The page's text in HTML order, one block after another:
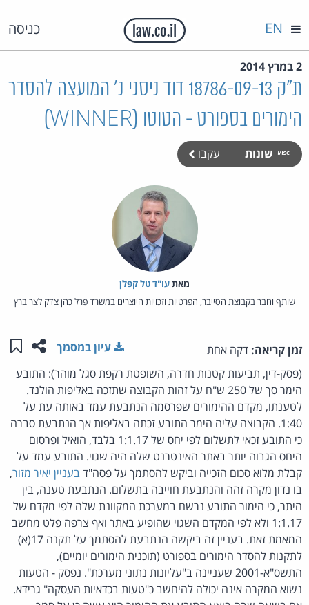
כניסה EN
2 במרץ 2014
ת"ק 18786-09-13 דוד ניסני נ' המועצה להסדר
הימורים בספורט - הטוטו (WINNER)
שונות עקבו
מאת‏עו"ד טל קפלן
שותף וחבר בקבוצת הסייבר, הפרטיות וזכויות היוצרים במשרד פרל כהן צדק לצר ברץ
זמן קריאה: דקה אחת שתפו
עיון במסמך
(פסק-דין, תביעות קטנות חדרה, השופטת רקפת סגל מוהר): התובע
הימר סך של 250 ש"ח על זהות הקבוצה שתזכה באליפות הולנד.
לטענתו, מקדם ההימורים שפרסמה הנתבעת עמד באותה עת על
1:40. הקבוצה עליה הימר התובע זכתה באליפות אך הנתבעת סברה
כי התובע זכאי לתשלום לפי יחס של 1:1.17 בלבד, הואיל ופרסום
היחס הגבוה יותר באתר האינטרנט שלה היה שגוי. התובע עמד על
קבלת מלוא סכום הזכייה וביקש להסתמך על פסה"דבעניין יאיר מזור,
בו נדון מקרה זהה והנתבעת חוייבה בתשלום. הנתבעת טענה, בין
היתר, כי הימור התובע נרשם במערכת המקוונת שלה לפי מקדם של
1:1.17 ולא לפי המקדם השגוי שהופיע באתר ואף צרפה פלט מחשב
המאמת זאת. בעניין זה ביקשה הנתבעת להסתמך על תקנה 17(א)
לתקנות להסדר הימורים בספורט (תוכנית הימורים יומיים),
התשס"א-2001 שעניינה ב"עליונות נתוני מערכת". נפסק - הטעות
נשוא המקרה אינה יכולה להיחשב כ"טעות בכדאיות העסקה" גרידא.